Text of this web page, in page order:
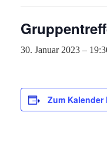
30. Januar 2023 –
Zum